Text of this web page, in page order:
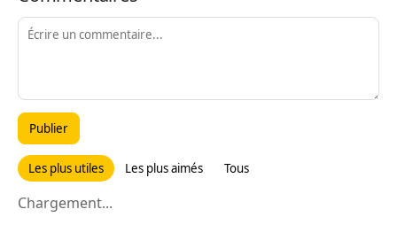
Publier
Les plus utiles Les plus aimés Tous
Chargement...